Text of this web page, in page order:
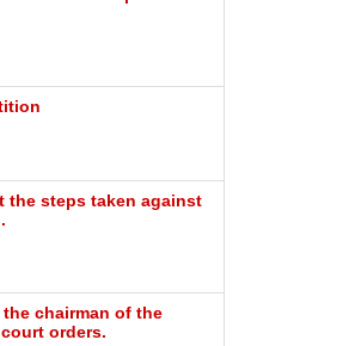
the steps taken against
chairman of the
orders.